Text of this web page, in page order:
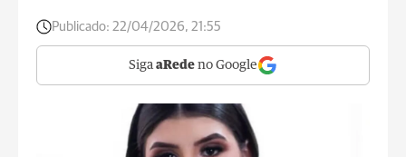
Publicado: 22/04/2026, 21:55
Siga aRede no Google